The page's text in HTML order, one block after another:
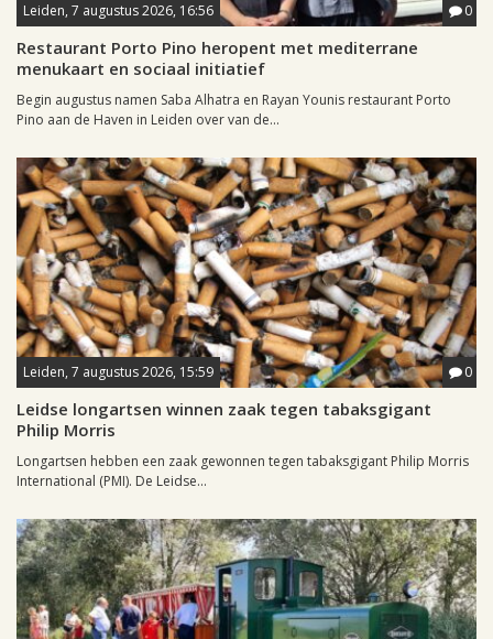
Leiden, 7 augustus 2026, 16:56 0
Restaurant Porto Pino heropent met mediterrane
menukaart en sociaal initiatief
Begin augustus namen Saba Alhatra en Rayan Younis restaurant Porto
Pino aan de Haven in Leiden over van de...
Leiden, 7 augustus 2026, 15:59 0
Leidse longartsen winnen zaak tegen tabaksgigant
Philip Morris
Longartsen hebben een zaak gewonnen tegen tabaksgigant Philip Morris
International (PMI). De Leidse...